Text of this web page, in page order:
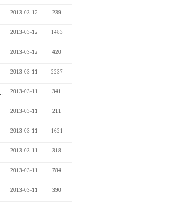
2013-03-12 239
2013-03-12 1483
2013-03-12 420
2013-03-11 2237
2013-03-11 341
2013-03-11 211
2013-03-11 1621
2013-03-11 318
2013-03-11 784
2013-03-11 390